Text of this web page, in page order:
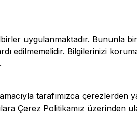
uygulanmaktadır. Bununla
edilmemelidir. Bilgilerinizi
tarafımızca
Çerez Politikamız üzerinden